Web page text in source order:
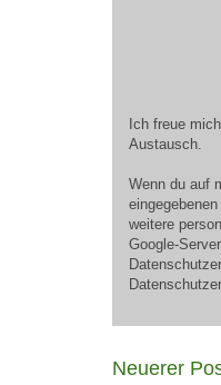
Ich freue
Austausch.
Wenn du auf
weitere
Google-
Neuerer